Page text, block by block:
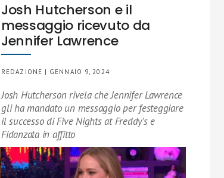
Josh Hutcherson e il
messaggio ricevuto da
Jennifer Lawrence
REDAZIONE | GENNAIO 9, 2024
Josh Hutcherson rivela che Jennifer Lawrence
gli ha mandato un messaggio per festeggiare
il successo di Five Nights at Freddy’s e
Fidanzata in affitto